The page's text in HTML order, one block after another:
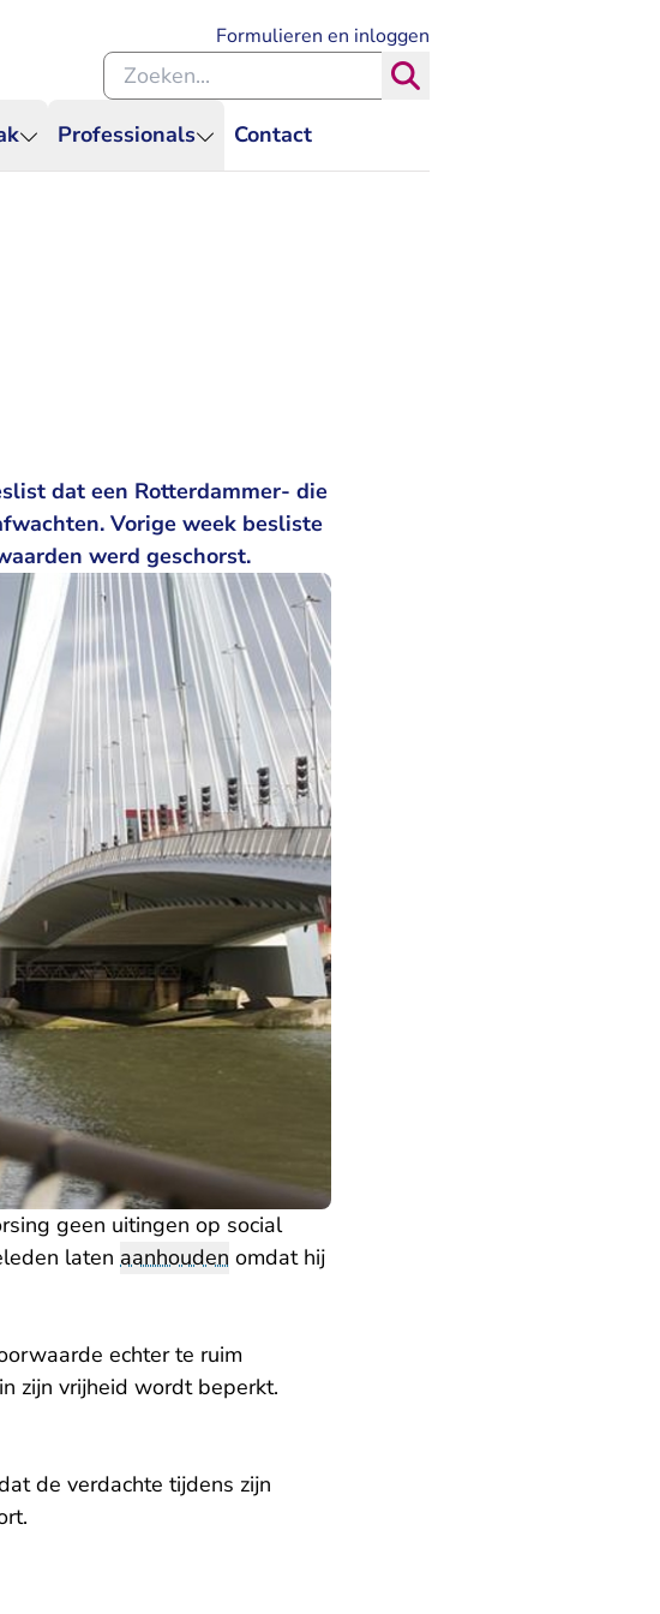
Professionals Contact
Formulieren en inloggen
Zoeken binnen de Rechtspraak
dat een Rotterdammer- die
Vorige week besliste
werd geschorst.
geen uitingen op social
laten aanhouden omdat hij
echter te ruim
zijn vrijheid wordt beperkt.
de verdachte tijdens zijn